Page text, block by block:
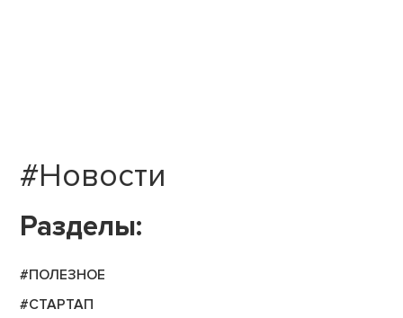
#Новости
Разделы:
#ПОЛЕЗНОЕ
#СТАРТАП